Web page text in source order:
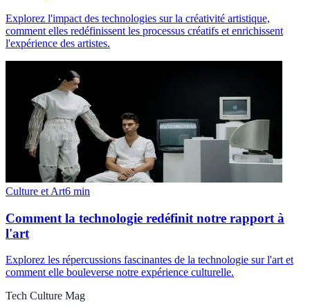
Explorez l'impact des technologies sur la créativité artistique,
comment elles redéfinissent les processus créatifs et enrichissent
l'expérience des artistes.
Culture et Art6 min
Comment la technologie redéfinit notre rapport à
l'art
Explorez les répercussions fascinantes de la technologie sur l'art et
comment elle bouleverse notre expérience culturelle.
Tech Culture Mag